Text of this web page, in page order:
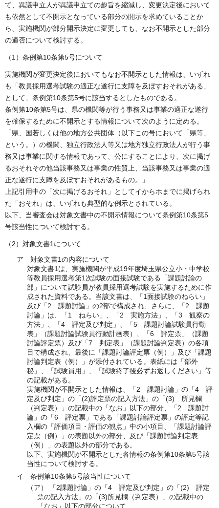
て、異議申立人が異議申立ての趣旨を縮減し、変更決定後において
も依然として不開示となっている部分の開示を求めていることか
ら、実施機関が部分開示決定に変更しても、なお不開示とした部分
の適否について検討する。
（1）条例第10条第5号について
実施機関が変更決定後においてもなお不開示とした情報は、いずれ
も「教員採用選考試験の適正な遂行に支障を及ぼすおそれがある」
として、条例第10条第5号に該当するとしたものである。
条例第10条第5号は、県の機関等が行う事務又は事業の適正な遂行
を確保するために不開示とする情報について次のように定める。
「県、国若しくは他の地方公共団体（以下この号において「県等」
という。）の機関、独立行政法人等又は地方独立行政法人が行う事
務又は事業に関する情報であって、公にすることにより、次に掲げ
るおそれその他当該事務又は事業の性質上、当該事務又は事業の適
正な遂行に支障を及ぼすおそれがあるもの。」
上記引用中の「次に掲げるおそれ」としてイからホまでに掲げられ
た「おそれ」は、いずれも典型的な例示とされている。
以下、当審査会は対象文書中の不開示情報について条例第10条第5
号該当性について検討する。
（2）対象文書1について
ア 対象文書1の内容について
対象文書1は、実施機関が平成19年度埼玉県公立小・中学校
等教員採用選考第1次試験の面接試験である「課題討論の
部」について試験員が教員採用選考試験を実施するために作
成された資料である。当該文書は、「1面接試験のねらい」
及び「2 課題討論」の2部で構成され、さらに、「2 課題
討論」は、「1 ねらい」、「2 実施方法」、「3 観察の
方法」、「4 評定及び判定」、「5 課題討論試験員行動
表」（課題討論試験員行動計画表）、「6 評定票」（課題
討論評定票）及び「7 判定表」（課題討論判定表）の各項
目で構成され、最後に「課題討論評定票（例）」及び「課題
討論判定表（例）」が添付されている。表紙には「部外
秘」、「試験員用」、「試験終了後必ずお返しください」等
の記載がある。
実施機関が不開示とした情報は、「2 課題討論」の「4 評
定及び判定」の「(2)評定票の記入方法」の「(3) 所見欄
（判定表）」の記載中の「なお」以下の部分、「2 課題討
論」の「6 評定票」である「課題討論評定票」の評定等記
入欄の「評価項目・評価の観点」中の小項目、「課題討論評
定票（例）」の表題以外の部分、及び「課題討論判定表
（例）」の表題以外の部分である。
以下、実施機関が不開示とした各情報の条例第10条第5号該
当性について検討する。
イ 条例第10条第5号該当性について
（ア） 「2課題討論」の「4 評定及び判定」の「(2) 評定
票の記入方法」の「(3)所見欄（判定表）」の記載中の
「なお」以下の部分について